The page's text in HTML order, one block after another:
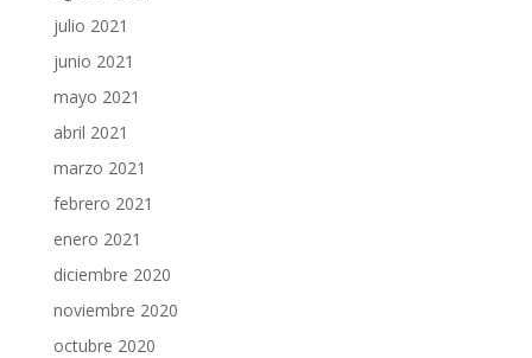
julio 2021
junio 2021
mayo 2021
abril 2021
marzo 2021
febrero 2021
enero 2021
diciembre 2020
noviembre 2020
octubre 2020